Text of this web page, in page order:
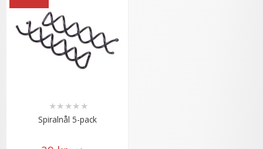
Diadem med fläta Svart
Spiralnål 5-pack
★★ ★★ ★